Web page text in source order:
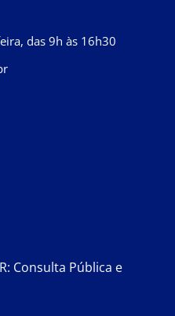
das 9h às 16h30
Consulta Pública e